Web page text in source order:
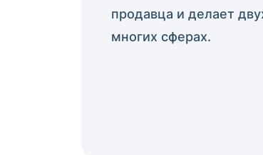
продавца и делает
многих сферах.